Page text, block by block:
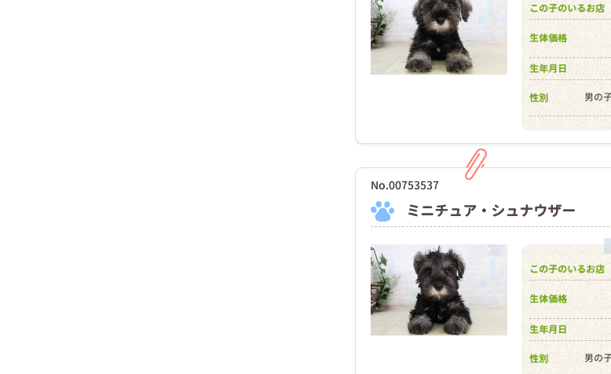
この子のいるお店
生体価格
生年月日
性別 男の
No.00753537
ミニチュア・シュナウザー
この子のいるお店
生体価格
生年月日
性別 男の